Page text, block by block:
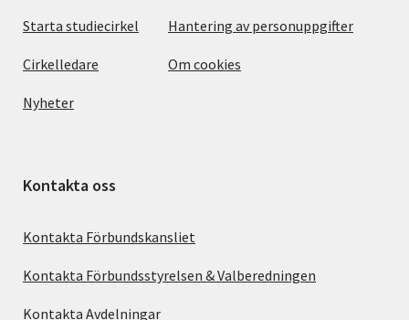
Starta studiecirkel
Cirkelledare
Nyheter
Hantering av personuppgifter
Om cookies
Kontakta oss
Kontakta Förbundskansliet
Kontakta Förbundsstyrelsen & Valberedningen
Kontakta Avdelningar